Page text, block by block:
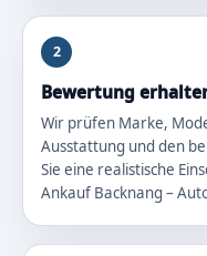
2
Bewertung
Wir prüfen Marke,
Ausstattung und den
Sie eine realistische
Ankauf Backnang –